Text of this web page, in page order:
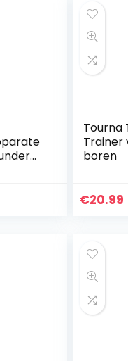
Tourna
Trainer
boren
€20.99